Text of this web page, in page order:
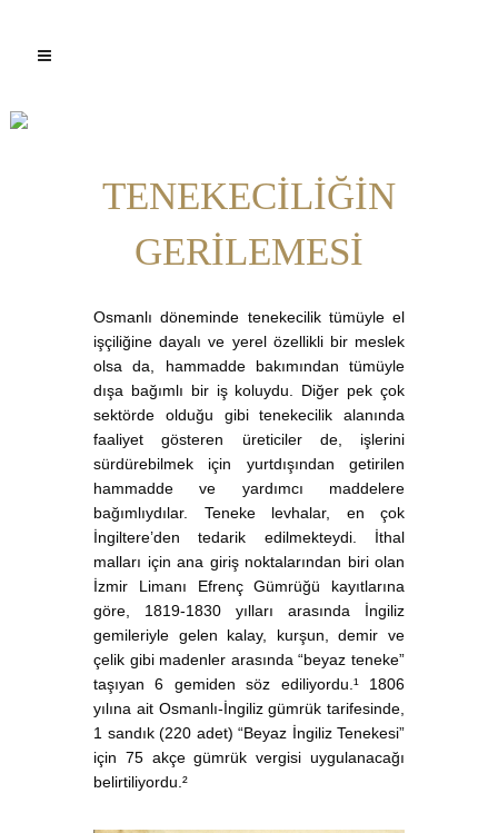
TENEKECILIĞIN
GERILEMESI
Osmanlı döneminde tenekecilik tümüyle el
işçiliğine dayalı ve yerel özellikli bir meslek
olsa da, hammadde bakımından tümüyle
dışa bağımlı bir iş koluydu. Diğer pek çok
sektörde olduğu gibi tenekecilik alanında
faaliyet gösteren üreticiler de, işlerini
sürdürebilmek için yurtdışından getirilen
hammadde ve yardımcı maddelere
bağımlıydılar. Teneke levhalar, en çok
İngiltere’den tedarik edilmekteydi. İthal
malları için ana giriş noktalarından biri olan
İzmir Limanı Efrenç Gümrüğü kayıtlarına
göre, 1819-1830 yılları arasında İngiliz
gemileriyle gelen kalay, kurşun, demir ve
çelik gibi madenler arasında “beyaz teneke”
taşıyan 6 gemiden söz ediliyordu.¹ 1806
yılına ait Osmanlı-İngiliz gümrük tarifesinde,
1 sandık (220 adet) “Beyaz İngiliz Tenekesi”
için 75 akçe gümrük vergisi uygulanacağı
belirtiliyordu.²